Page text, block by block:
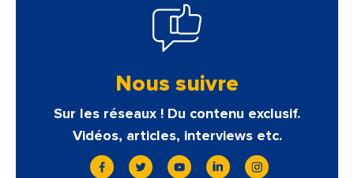
Nous suivre
Sur les réseaux ! Du contenu exclusif.
Vidéos, articles, interviews etc.